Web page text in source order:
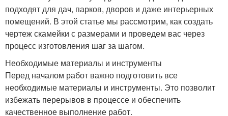
подходят для дач, парков, дворов и даже интерьерных
помещений. В этой статье мы рассмотрим, как создать
чертеж скамейки с размерами и проведем вас через
процесс изготовления шаг за шагом.
Необходимые материалы и инструменты
Перед началом работ важно подготовить все
необходимые материалы и инструменты. Это позволит
избежать перерывов в процессе и обеспечить
качественное выполнение работ.